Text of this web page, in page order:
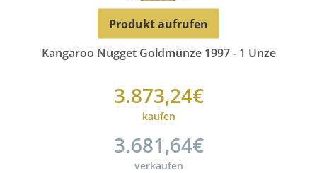
Kangaroo Nugget Goldmünze 1997 - 1 Unze
3.873,24€
kaufen
3.681,64€
verkaufen
Produkt aufrufen